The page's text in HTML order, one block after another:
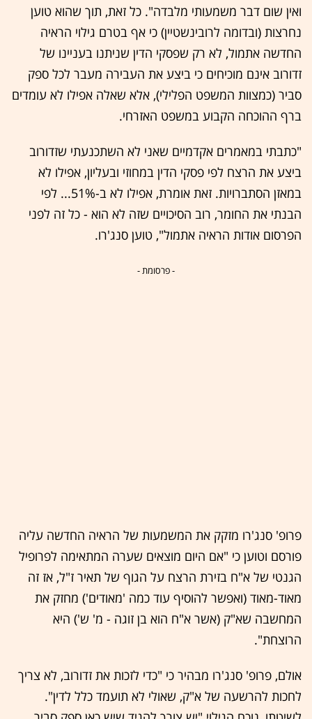
ואין שום דבר משמעותי מלבדה". כל זאת, תוך שהוא טוען
נחרצות (ובדומה לרובינשטיין) כי אף בטרם גילוי הראיה
החדשה אתמול, לא רק שפסקי הדין שניתנו בעניינו של
זדורוב אינם מוכיחים כי ביצע את העבירה מעבר לכל ספק
סביר (כמצוות המשפט הפלילי), אלא שאלה אפילו לא עומדים
ברף ההוכחה הקבוע במשפט האזרחי.
"כתבתי במאמרים אקדמיים שאני לא השתכנעתי שזדורוב
ביצע את הרצח לפי פסקי הדין במחוזי ובעליון, אפילו לא
במאזן הסתברויות. זאת אומרת, אפילו לא ב-51%... לפי
הבנתי את החומר, רוב הסיכויים שזה לא הוא - כל זה לפני
הפרסום אודות הראיה אתמול", טוען סנג'רו.
- פרסומת -
פרופ' סנג'רו מזקק את המשמעות של הראיה החדשה עליה
פורסם וטוען כי "אם היום מוצאים שערה המתאימה לפרופיל
הגנטי של א"ח בזירת הרצח על הגוף של תאיר ז"ל, אז זה
מאוד-מאוד (ואפשר להוסיף עוד כמה 'מאודים') מחזק את
המחשבה שא"ק (אשר א"ח הוא בן זוגה - מ' ש') היא
הרוצחת".
אולם, פרופ' סנג'רו מבהיר כי "כדי לזכות את זדורוב, לא צריך
לחכות להרשעה של א"ק, שאולי לא תועמד כלל לדין".